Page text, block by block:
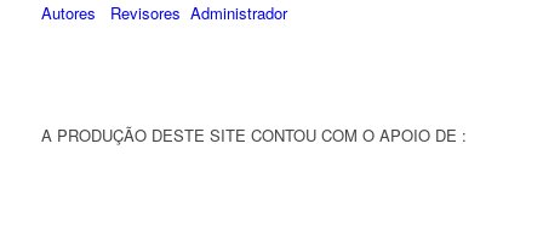
Autores Revisores Administrador
A PRODUÇÃO DESTE SITE CONTOU COM O APOIO DE :